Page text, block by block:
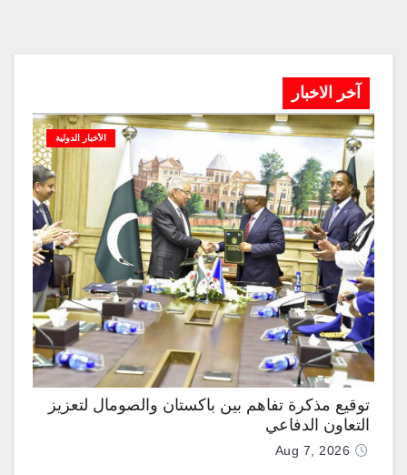
آخر الاخبار
الأخبار الدولية
توقيع مذكرة تفاهم بين باكستان والصومال لتعزيز
التعاون الدفاعي
Aug 7, 2026